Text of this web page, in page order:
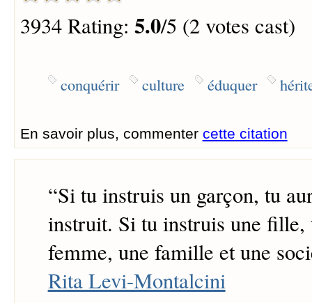
3934 Rating: 5.0/5 (2 votes cast)
conquérir culture éduquer
En savoir plus, commenter cette citation
“Si tu instruis un garçon, tu
instruit. Si tu instruis une fille,
femme, une famille et une
Rita Levi-Montalcini